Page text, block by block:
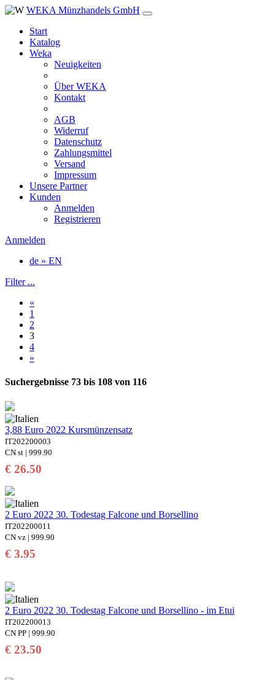
WEKA Münzhandels GmbH
Start
Katalog
Weka
Neuigkeiten
Über WEKA
Kontakt
AGB
Widerruf
Datenschutz
Zahlungsmittel
Versand
Impressum
Unsere Partner
Kunden
Anmelden
Registrieren
Anmelden
de » EN
Filter ...
«
1
2
3
4
»
Suchergebnisse 73 bis 108 von 116
3,88 Euro 2022 Kursmünzensatz
IT202200003
CN st | 999.90
€ 26.50
2 Euro 2022 30. Todestag Falcone und Borsellino
IT202200011
CN vz | 999.90
€ 3.95
2 Euro 2022 30. Todestag Falcone und Borsellino - im Etui
IT202200013
CN PP | 999.90
€ 23.50